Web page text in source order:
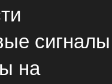
сигналы
на